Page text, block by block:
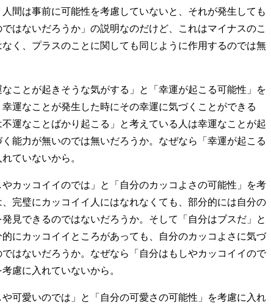
間は事前に可能性を考慮していないと、それが発生しても
はないだろうか」の説明なのだけど、これはマイナスのこ
く、プラスのことに関しても同じように作用するのでは無
ことが起きそうな気がする」と「幸運が起こる可能性」を
運なことが発生した時にその幸運に気づくことができる
運なことばかり起こる」と考えている人は幸運なことが起
能力が無いのでは無いだろうか。なぜなら「幸運が起こる
ていないから。
カッコイイのでは」と「自分のカッコよさの可能性」を考
完璧にカッコイイ人にはなれなくても、部分的には自分の
見できるのではないだろうか。そして「自分はブスだ」と
にカッコイイところがあっても、自分のカッコよさに気づ
ではないだろうか。なぜなら「自分はもしやカッコイイので
慮に入れていないから。
可愛いのでは」と「自分の可愛さの可能性」を考慮に入れ